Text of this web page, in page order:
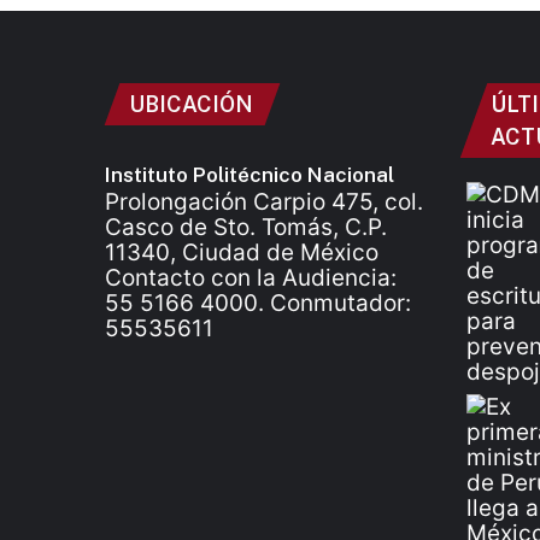
UBICACIÓN
Instituto Politécnico Nacional
Prolongación Carpio 475, col.
Casco de Sto. Tomás, C.P.
11340, Ciudad de México
Contacto con la Audiencia:
55 5166 4000. Conmutador:
55535611